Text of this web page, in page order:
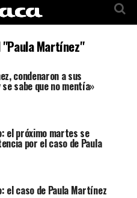
Martínez"
condenaron a sus
sabe que no mentía»
el próximo martes se
por el caso de Paula
el caso de Paula Martínez